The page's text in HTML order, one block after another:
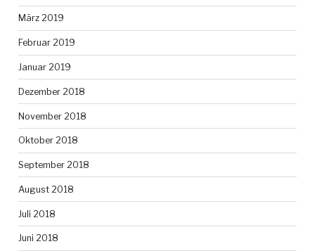
März 2019
Februar 2019
Januar 2019
Dezember 2018
November 2018
Oktober 2018
September 2018
August 2018
Juli 2018
Juni 2018